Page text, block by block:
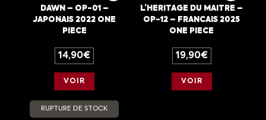
DAWN – OP-01 –
JAPONAIS 2022 ONE
PIECE
14,90€
VOIR
L’HERITAGE DU MAITRE –
OP-12 – FRANCAIS 2025
ONE PIECE
19,90€
VOIR
RUPTURE DE STOCK